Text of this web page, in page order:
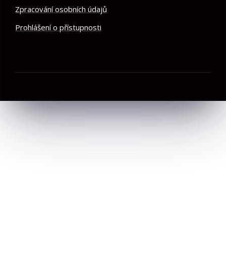
Zpracování osobních údajů
Prohlášení o přístupnosti